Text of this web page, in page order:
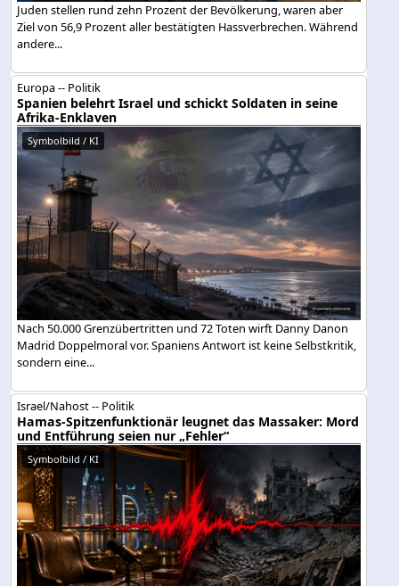
Juden stellen rund zehn Prozent der Bevölkerung, waren aber
Ziel von 56,9 Prozent aller bestätigten Hassverbrechen. Während
andere...
Europa -- Politik
Spanien belehrt Israel und schickt Soldaten in seine
Afrika-Enklaven
Symbolbild / KI
Nach 50.000 Grenzübertritten und 72 Toten wirft Danny Danon
Madrid Doppelmoral vor. Spaniens Antwort ist keine Selbstkritik,
sondern eine...
Israel/Nahost -- Politik
Hamas-Spitzenfunktionär leugnet das Massaker: Mord
und Entführung seien nur „Fehler“
Symbolbild / KI